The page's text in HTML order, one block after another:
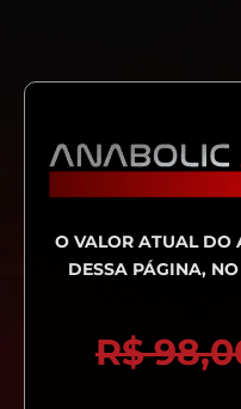
O VALOR ATUAL DO
DESSA PÁGINA,
R$